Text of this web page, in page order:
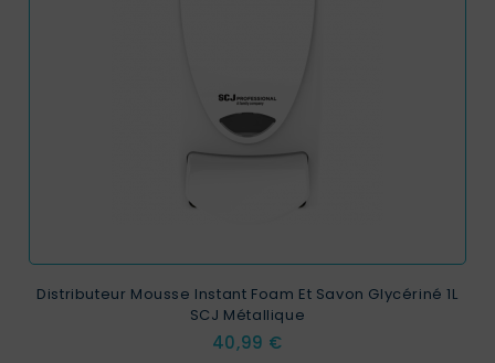
Distributeur Mousse Instant Foam Et Savon Glycériné 1L
SCJ Métallique
Prix
40,99 €